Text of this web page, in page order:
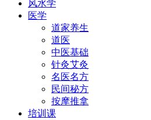
风水学
医学
道家养生
道医
中医基础
针灸艾灸
名医名方
民间秘方
按摩推拿
培训课